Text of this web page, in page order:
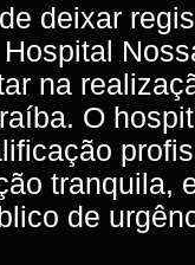
deixar
na
O
tranquila,
de